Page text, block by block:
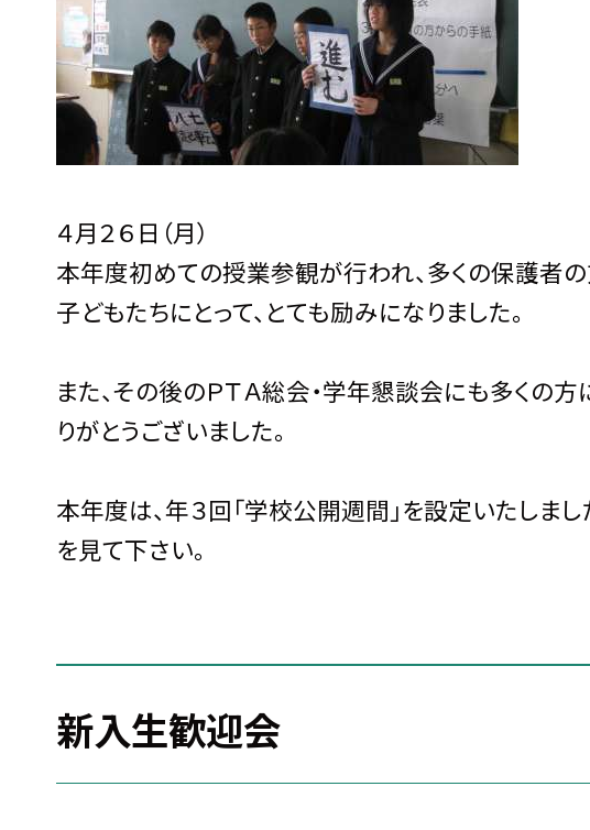
４月２６日（月）
本年度初めての授業参観が行われ、多くの保護者の
子どもたちにとって、とても励みになりました。
また、その後のＰＴＡ総会・学年懇談会にも多くの
りがとうございました。
本年度は、年３回「学校公開週間」を設定いたしま
を見て下さい。
新入生歓迎会